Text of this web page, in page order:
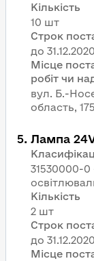
Кількість
10 шт
Строк
Місце
робіт чи
вул. Б.-
область,
5. Лампа
31530000-0
Кількість
2 шт
Строк
Місце